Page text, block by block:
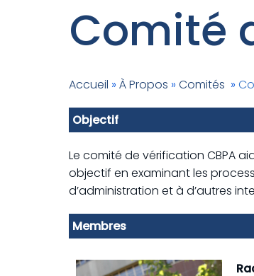
Comité
Accueil » À Propos » Comités »
Objectif
Le comité de vérification CBPA
objectif en examinant les
d’administration et à d’autres
Membres